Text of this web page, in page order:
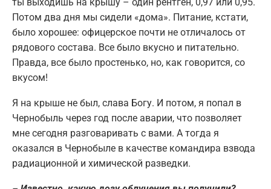
Потом два дня мы сидели «дома». Питание, кстати,
было хорошее: офицерское почти не отличалось от
рядового состава. Все было вкусно и питательно.
Правда, все было простенько, но, как говорится, со
вкусом!
Я на крыше не был, слава Богу. И потом, я попал в
Чернобыль через год после аварии, что позволяет
мне сегодня разговаривать с вами. А тогда я
оказался в Чернобыле в качестве командира взвода
радиационной и химической разведки.